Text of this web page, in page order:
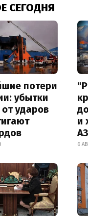
СЕГОДНЯ
потери
убытки
ударов
и
6